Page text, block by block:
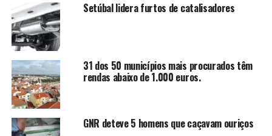
Setúbal lidera furtos de catalisadores
31 dos 50 municípios mais procurados têm
rendas abaixo de 1.000 euros.
GNR deteve 5 homens que caçavam ouriços